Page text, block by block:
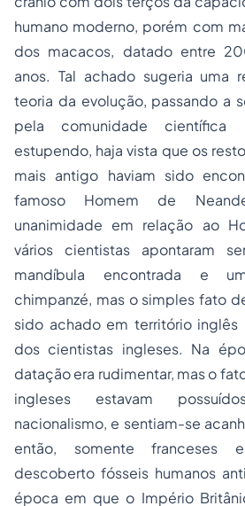
humano moderno, porém com
dos macacos, datado entre
anos. Tal achado sugeria uma
teoria da evolução, passando a
pela comunidade científica
estupendo, haja vista que os
mais antigo haviam sido
famoso Homem de
unanimidade em relação ao
vários cientistas apontaram
mandíbula encontrada e
chimpanzé, mas o simples fato
sido achado em território
dos cientistas ingleses. Na
datação era rudimentar, mas o
ingleses estavam
nacionalismo, e sentiam-se
então, somente franceses
descoberto fósseis humanos
época em que o Império